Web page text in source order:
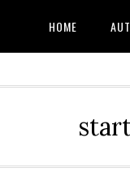
HOME